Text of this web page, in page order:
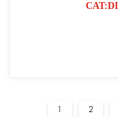
1 2